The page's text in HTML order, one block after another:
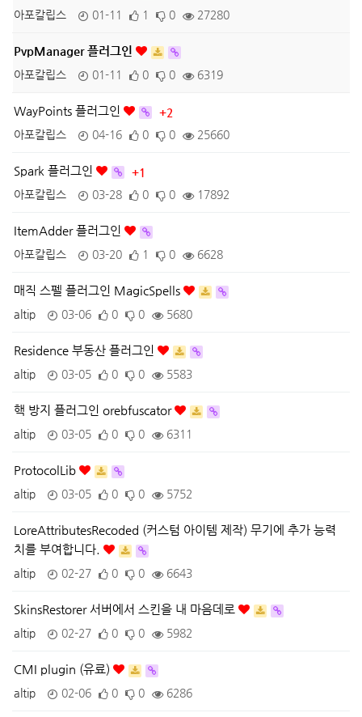
아포칼립스
01-11 1 0 27280
PvpManager 플러그인
아포칼립스 01-11 0 0 6319
WayPoints 플러그인
+2
아포칼립스
04-16 0 0 25660
Spark 플러그인
+1
아포칼립스
03-28 0 0 17892
ItemAdder 플러그인
아포칼립스 03-20 1 0 6628
매직 스펠 플러그인 MagicSpells
altip 03-06 0 0 5680
Residence 부동산 플러그인
altip 03-05 0 0 5583
핵 방지 플러그인 orebfuscator
altip 03-05 0 0 6311
ProtocolLib
altip 03-05 0 0 5752
LoreAttributesRecoded (커스텀 아이템 제작) 무기에 추가 능력
치를 부여합니다.
altip 02-27 0 0 6643
SkinsRestorer 서버에서 스킨을 내 마음데로
altip 02-27 0 0 5982
CMI plugin (유료)
altip 02-06 0 0 6286